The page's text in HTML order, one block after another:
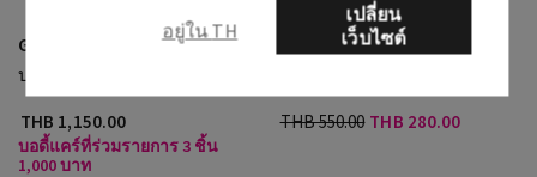
Gingham Fresh
บอดี้ครีม
THB 1,150.00
บอดี้แคร์ที่ร่วมรายการ 3 ชิ้น
1,000 บาท
Gingham Fresh
THB 550.00 THB 280.00
อยู่ใน TH
เปลี่ยน
เว็บไซต์